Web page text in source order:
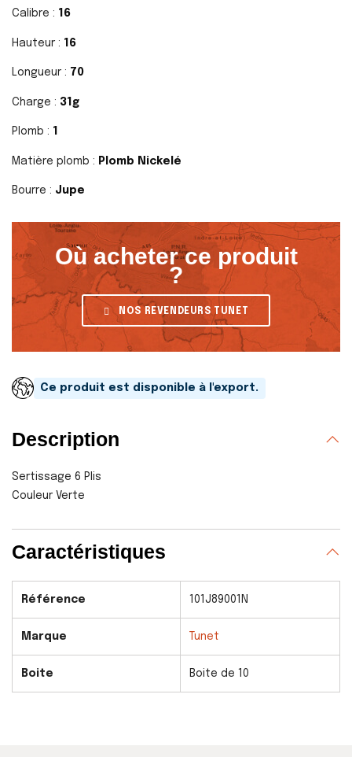
Calibre : 16
Hauteur : 16
Longueur : 70
Charge : 31g
Plomb : 1
Matière plomb : Plomb Nickelé
Bourre : Jupe
Où acheter ce produit
?
NOS REVENDEURS TUNET
Ce produit est disponible à l'export.
Description
Sertissage 6 Plis
Couleur Verte
Caractéristiques
Référence 101J89001N
Marque Tunet
Boite Boite de 10